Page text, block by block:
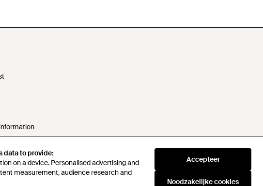
data to provide:
on a device. Personalised advertising and
measurement, audience research and
Accepteer
Noodzakelijke cookies